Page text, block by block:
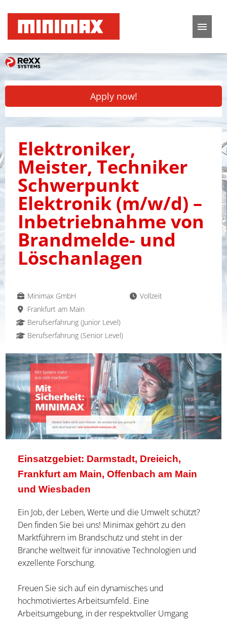
German
Job offers
FAQ
Apply now!
Elektroniker,
Meister, Techniker
Schwerpunkt
Elektronik (m/w/d) –
Inbetriebnahme von
Brandmelde- und
Löschanlagen
Minimax GmbH
Frankfurt am Main
Berufserfahrung (Junior Level)
Berufserfahrung (Senior Level)
Vollzeit
Einsatzgebiet: Darmstadt, Dreieich,
Frankfurt am Main, Offenbach am Main
und Wiesbaden
Ein Job, der Leben, Werte und die Umwelt schützt?
Den finden Sie bei uns! Minimax gehört zu den
Marktführern im Brandschutz und steht in der
Branche weltweit für innovative Technologien und
exzellente Forschung.
Freuen Sie sich auf ein dynamisches und
hochmotiviertes Arbeitsumfeld. Eine
Arbeitsumgebung, in der respektvoller Umgang